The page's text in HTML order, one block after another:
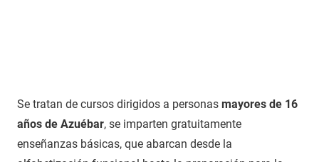
Se tratan de cursos dirigidos a personas mayores de 16
años de Azuébar, se imparten gratuitamente
enseñanzas básicas, que abarcan desde la